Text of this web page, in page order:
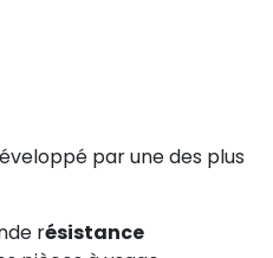
par une des plus
résistance